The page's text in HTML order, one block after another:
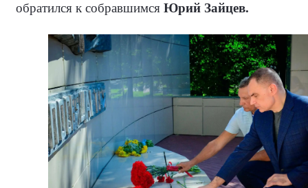
обратился к собравшимся Юрий Зайцев.